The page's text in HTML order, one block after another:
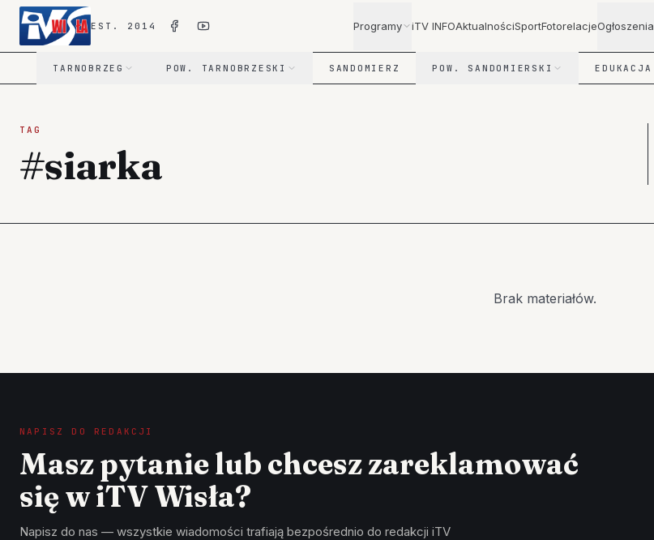
EST. 2014 Programy iTV INFOAktualnościSportFotorelacjeOgłoszenia
TARNOBRZEG POW. TARNOBRZESKI SANDOMIERZ POW. SANDOMIERSKI EDUKACJA
TAG
#siarka
Brak materiałów.
NAPISZ DO REDAKCJI
Masz pytanie lub chcesz zareklamować
się w iTV Wisła?
Napisz do nas — wszystkie wiadomości trafiają bezpośrednio do redakcji iTV